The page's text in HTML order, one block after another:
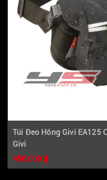
Túi Đeo Hông Givi EA125
Givi
450,000 ₫